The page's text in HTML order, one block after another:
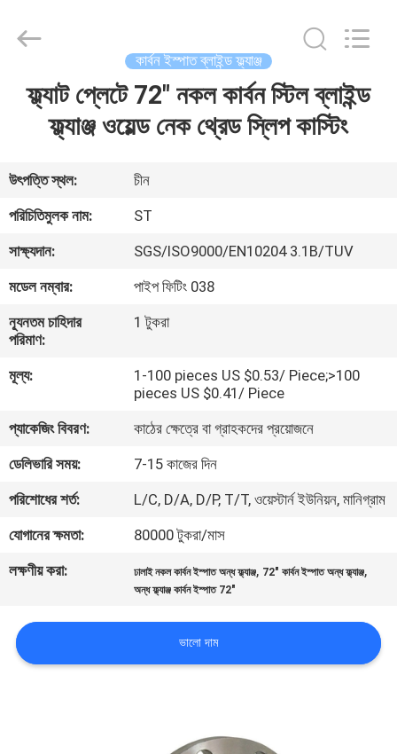
বাড়ি
ভিডিও
VR
প্রদর্শন
আমাদের
সম্পর্কে
কারখানা
ভ্রমণ
মান
নিয়ন্ত্রণ
আমাদের
সাথে
Developed
কার্বন ইস্পাত ব্লাইন্ড ফ্ল্যাঞ্জ
ফ্ল্যাট প্লেটে 72" নকল কার্বন স্টিল ব্লাইন্ড
ফ্ল্যাঞ্জ ওয়েল্ড নেক থ্রেড স্লিপ কাস্টিং
উৎপত্তি স্থল:
চীন
পরিচিতিমুলক নাম:
ST
সাক্ষ্যদান:
SGS/ISO9000/EN10204 3.1B/TUV
মডেল নম্বার:
পাইপ ফিটিং 038
ন্যূনতম চাহিদার
পরিমাণ:
1 টুকরা
মূল্য:
1-100 pieces US $0.53/ Piece;>100
pieces US $0.41/ Piece
প্যাকেজিং বিবরণ:
কাঠের ক্ষেত্রে বা গ্রাহকদের প্রয়োজনে
ডেলিভারি সময়:
7-15 কাজের দিন
পরিশোধের শর্ত:
L/C, D/A, D/P, T/T, ওয়েস্টার্ন ইউনিয়ন, মানিগ্রাম
যোগানের ক্ষমতা:
80000 টুকরা/মাস
লক্ষণীয় করা:
ঢালাই নকল কার্বন ইস্পাত অন্ধ ফ্ল্যাঞ্জ, 72" কার্বন ইস্পাত অন্ধ ফ্ল্যাঞ্জ,
অন্ধ ফ্ল্যাঞ্জ কার্বন ইস্পাত 72"
ভালো দাম